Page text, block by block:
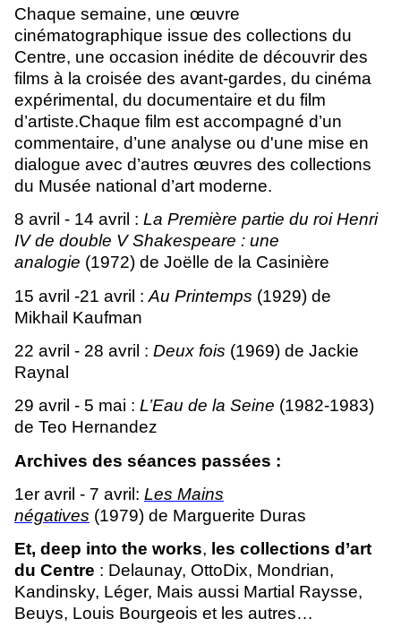
Chaque semaine, une œuvre
cinématographique issue des collections du
Centre, une occasion inédite de découvrir des
films à la croisée des avant-gardes, du cinéma
expérimental, du documentaire et du film
d’artiste.Chaque film est accompagné d’un
commentaire, d’une analyse ou d'une mise en
dialogue avec d’autres œuvres des collections
du Musée national d’art moderne.
8 avril - 14 avril : La Première partie du roi Henri
IV de double V Shakespeare : une
analogie (1972) de Joëlle de la Casinière
15 avril -21 avril : Au Printemps (1929) de
Mikhail Kaufman
22 avril - 28 avril : Deux fois (1969) de Jackie
Raynal
29 avril - 5 mai : L’Eau de la Seine (1982-1983)
de Teo Hernandez
Archives des séances passées :
1er avril - 7 avril: Les Mains
négatives (1979) de Marguerite Duras
Et, deep into the works, les collections d’art
du Centre : Delaunay, OttoDix, Mondrian,
Kandinsky, Léger, Mais aussi Martial Raysse,
Beuys, Louis Bourgeois et les autres…